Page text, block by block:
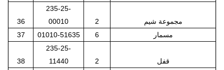
36
235-25-
00010
2
مجموعة شيم
37
01010-51635 6 مسمار
38
235-25-
11440
2 قفل